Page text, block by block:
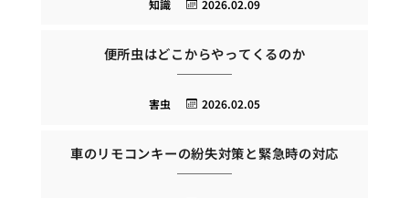
2026.02.09
知識
便所虫はどこからやってくるのか
2026.02.05
害虫
車のリモコンキーの紛失対策と緊急時の対応